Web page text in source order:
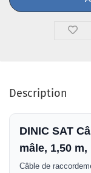
Description
DINIC SAT
mâle, 1,50
Câble de